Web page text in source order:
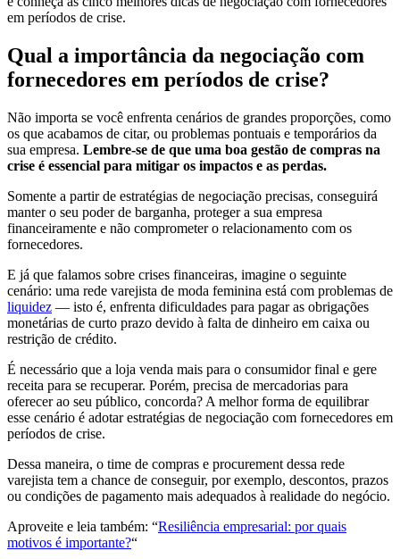
em períodos de crise.
Qual a importância da negociação com
fornecedores em períodos de crise?
Não importa se você enfrenta cenários de grandes proporções, como
os que acabamos de citar, ou problemas pontuais e temporários da
sua empresa. Lembre-se de que uma boa gestão de compras na
crise é essencial para mitigar os impactos e as perdas.
Somente a partir de estratégias de negociação precisas, conseguirá
manter o seu poder de barganha, proteger a sua empresa
financeiramente e não comprometer o relacionamento com os
fornecedores.
E já que falamos sobre crises financeiras, imagine o seguinte
cenário: uma rede varejista de moda feminina está com problemas de
liquidez — isto é, enfrenta dificuldades para pagar as obrigações
monetárias de curto prazo devido à falta de dinheiro em caixa ou
restrição de crédito.
É necessário que a loja venda mais para o consumidor final e gere
receita para se recuperar. Porém, precisa de mercadorias para
oferecer ao seu público, concorda? A melhor forma de equilibrar
esse cenário é adotar estratégias de negociação com fornecedores em
períodos de crise.
Dessa maneira, o time de compras e procurement dessa rede
varejista tem a chance de conseguir, por exemplo, descontos, prazos
ou condições de pagamento mais adequados à realidade do negócio.
Aproveite e leia também: “Resiliência empresarial: por quais
motivos é importante?“